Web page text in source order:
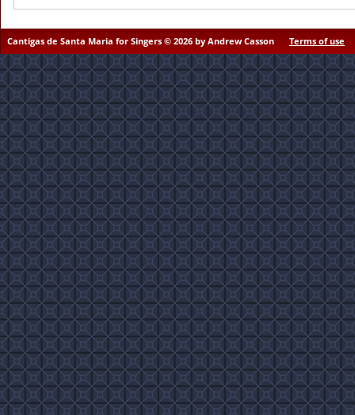
Cantigas de Santa Maria for Singers © 2026 by Andrew Casson Terms of use